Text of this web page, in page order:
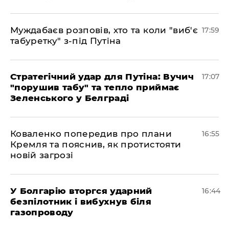
Муждабаєв розповів, хто та коли "виб'є
табуретку" з-під Путіна
17:59
Стратегічний удар для Путіна: Вучич
"порушив табу" та тепло приймає
Зеленського у Белграді
17:07
Коваленко попередив про плани
Кремля та пояснив, як протистояти
новій загрозі
16:55
У Болгарію вторгся ударний
безпілотник і вибухнув біля
газопроводу
16:44